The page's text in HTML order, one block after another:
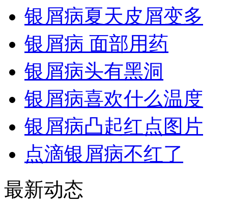
银屑病夏天皮屑变多
银屑病 面部用药
银屑病头有黑洞
银屑病喜欢什么温度
银屑病凸起红点图片
点滴银屑病不红了
最新动态